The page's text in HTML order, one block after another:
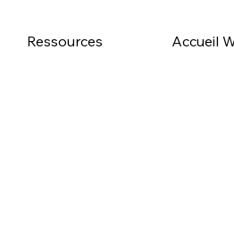
Ressources Accueil